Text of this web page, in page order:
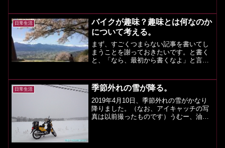
の静けさのような感じですね。そして、
このガソリンスタンド...
日常生活
バイクが趣味？趣味とは何なのか
について考える。
まず、すごくつまらない記事を書いてし
まうことを謝っておきたいです。と書く
と、「なら、最初から書くなよ」と言わ
きたい。さて、おそらく、このサイトを
見てくださっている方の多...
日常生活 季節外れの雪が降る。
2019年4月10日、季節外れの雪がかなり
降りました。（なお、アイキャッチの写
真は以前撮ったものです）うむー、油断